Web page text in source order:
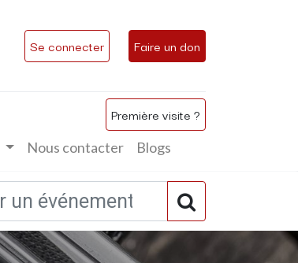
Se connecter Faire un don
Première visite ?
Nous contacter Blogs